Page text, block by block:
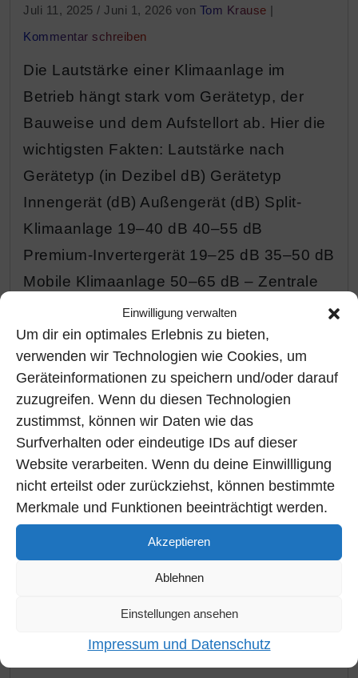
Einwilligung verwalten
Um dir ein optimales Erlebnis zu bieten,
verwenden wir Technologien wie Cookies, um
Geräteinformationen zu speichern und/oder darauf
zuzugreifen. Wenn du diesen Technologien
zustimmst, können wir Daten wie das
Surfverhalten oder eindeutige IDs auf dieser
Website verarbeiten. Wenn du deine Einwillligung
nicht erteilst oder zurückziehst, können bestimmte
Merkmale und Funktionen beeinträchtigt werden.
Akzeptieren
Ablehnen
Einstellungen ansehen
Impressum und Datenschutz
Juli 11, 2025 / Juni 1, 2026 von Tom Krause
Kommentar schreiben
Die Lautstärke einer Klimaanlage im
Betrieb hängt stark vom Gerätetyp, der
Bauweise und dem Aufstellort ab. Hier die
wichtigsten Fakten: Lautstärke nach
Gerätetyp (in Dezibel dB) Gerätetyp
Innengerät (dB) Außengerät (dB) Split-
Klimaanlage 19–40 dB 40–55 dB
Premium-Invertergerät 19–25 dB 35–50 dB
Mobile Klimaanlage 50–65 dB – Zentrale
VRF-Systeme 25–35 dB 40–60 dB Zum
Vergleich: Was beeinflusst die […]
Weiterlesen »
FAQ Klimatechnik
Gibt es Förderungen für Klimaanlagen?
Juli 11, 2025 / Mai 14, 2026vonTom Krause |
Hier sind die Fördermöglichkeiten für
Klimaanlagen in Deutschland: Für
Privatwohnhäuser (Wohngebäude)